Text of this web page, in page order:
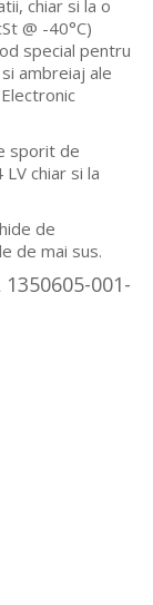
chiar si la o
@ -40°C)
special pentru
ambreiaj ale
sporit de
chiar si la
de
de mai sus.
001-